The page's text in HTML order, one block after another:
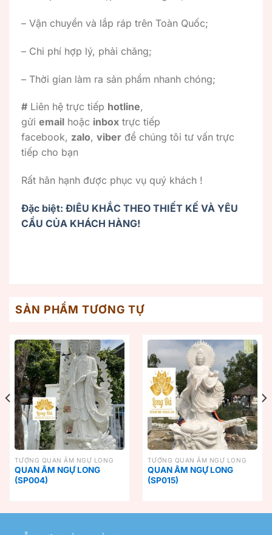
– Vận chuyển và lắp ráp trên Toàn Quốc;
– Chi phí hợp lý, phải chăng;
– Thời gian làm ra sản phẩm nhanh chóng;
# Liên hệ trực tiếp hotline,
gửi email hoặc inbox trực tiếp
facebook, zalo, viber để chúng tôi tư vấn trực
tiếp cho bạn
Rất hân hạnh được phục vụ quý khách !
Đặc biệt: ĐIÊU KHẮC THEO THIẾT KẾ VÀ YÊU
CẦU CỦA KHÁCH HÀNG!
SẢN PHẨM TƯƠNG TỰ
TƯỢNG QUAN ÂM NGỰ LONG
QUAN ÂM NGỰ LONG
(SP004)
TƯỢNG QUAN ÂM NGỰ LONG
QUAN ÂM NGỰ LONG
(SP015)